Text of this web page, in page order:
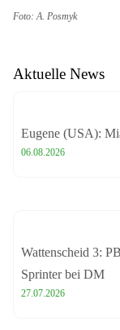
Foto: A. Posmyk
Aktuelle News
Eugene (USA):
06.08.2026
Wattenscheid 3:
Sprinter bei DM
27.07.2026